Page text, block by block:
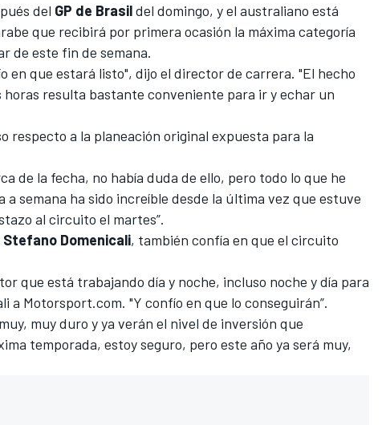
del GP de Brasildel domingo, y el australiano está
que recibirá por primera ocasión la máxima categoría
de este fin de semana.
en que estará listo", dijo el director de carrera. "El hecho
resulta bastante conveniente para ir y echar un
respecto a la planeación original expuesta para la
de la fecha, no había duda de ello, pero todo lo que he
a semana ha sido increíble desde la última vez que estuve
al circuito el martes”.
Stefano Domenicali, también confía en que el circuito
que está trabajando día y noche, incluso noche y día para
a Motorsport.com. "Y confío en que lo conseguirán”.
muy duro y ya verán el nivel de inversión que
temporada, estoy seguro, pero este año ya será muy,